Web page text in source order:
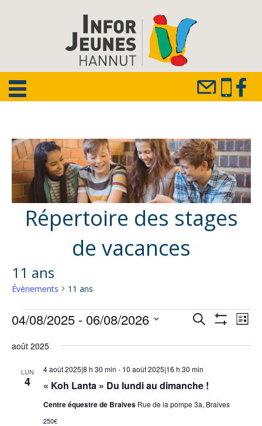
Répertoire des stages
de vacances
11 ans
Évènements 11 ans
Évènements
Recherche
navigation
de
vues
Évènements
Recherche
Filtres
Liste
04/08/2025 - 06/08/2026
une
août 2025
LUN
4 « Koh Lanta » Du lundi au dimanche !
4 août 2025|8 h 30 min - 10 août 2025|16 h 30 min
Centre équestre de Braives Rue de la pompe 3a, Braives
250€